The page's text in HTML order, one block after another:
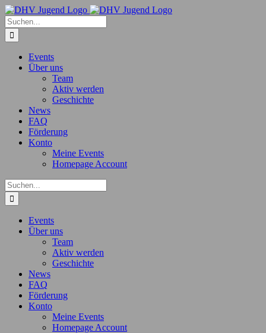
Zum
Inhalt
springen
Suche
nach:
Events
Über uns
Team
Aktiv werden
Geschichte
News
FAQ
Förderung
Konto
Meine Events
Homepage Account
Suche
nach:
Events
Über uns
Team
Aktiv werden
Geschichte
News
FAQ
Förderung
Konto
Meine Events
Homepage Account